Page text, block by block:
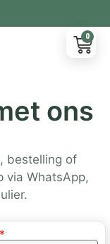
0
ons
bestelling of
via WhatsApp,